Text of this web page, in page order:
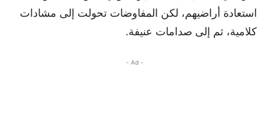
استعادة أراضيهم، لكن المفاوضات تحولت إلى مشادات
كلامية، ثم إلى صدامات عنيفة.
- Ad -